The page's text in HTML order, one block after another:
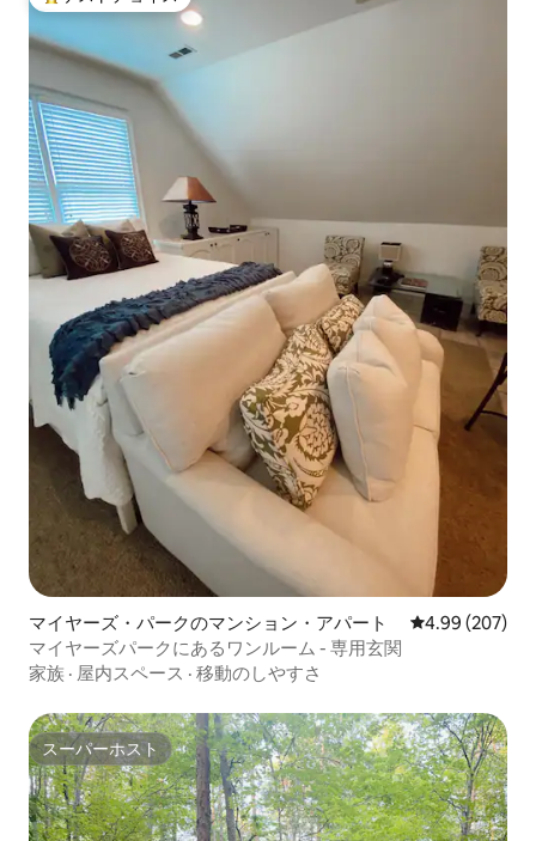
大好評のゲストチョイスです。
マイヤーズ・パークのマンション・アパート レビュー207
4.99 (207)
マイヤーズパークにあるワンルーム - 専用玄関
家族 · 屋内スペース · 移動のしやすさ
スーパーホスト
スーパーホスト